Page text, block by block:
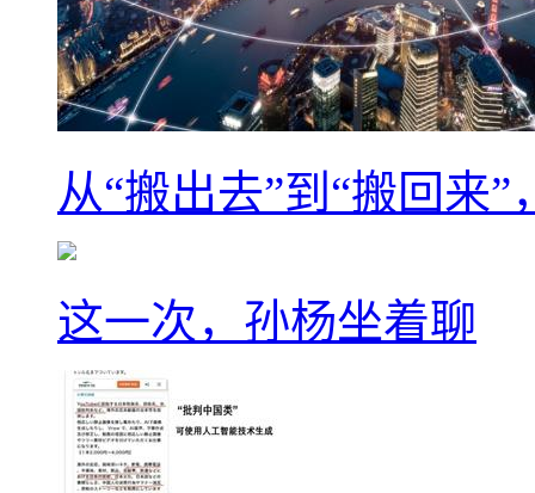
从“搬出去”到“搬回来
这一次，孙杨坐着聊